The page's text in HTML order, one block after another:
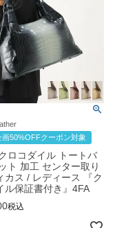
画50%OFFクーポン対象
ロコダイル トートバ
ト 加工 センター取り
カス / レディース 『ク
ル保証書付き』4FA
税込